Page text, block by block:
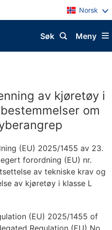
Norsk
Meny
Søk
av kjøretøy i
om
(EU) 2025/1455 av 23.
forordning (EU) nr.
av tekniske krav og
av kjøretøy i klasse L
(EU) 2025/1455 of
Regulation (EU) No